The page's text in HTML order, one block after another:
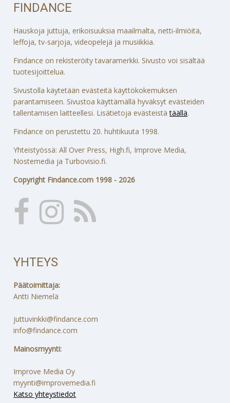
FINDANCE
Hauskoja juttuja, erikoisuuksia maailmalta, netti-ilmiöitä,
leffoja, tv-sarjoja, videopelejä ja musiikkia.
Findance on rekisteröity tavaramerkki. Sivusto voi sisältää
tuotesijoittelua.
Sivustolla käytetään evästeitä käyttökokemuksen
parantamiseen. Sivustoa käyttämällä hyväksyt evästeiden
tallentamisen laitteellesi. Lisätietoja evästeistätäällä.
Findance on perustettu 20. huhtikuuta 1998.
Yhteistyössä: All Over Press, High.fi, Improve Media,
Nostemedia ja Turbovisio.fi.
Copyright Findance.com 1998 - 2026
YHTEYS
Päätoimittaja:
Antti Niemelä
juttuvinkki@findance.com
info@findance.com
Mainosmyynti:
Improve Media Oy
myynti@improvemedia.fi
Katso yhteystiedot